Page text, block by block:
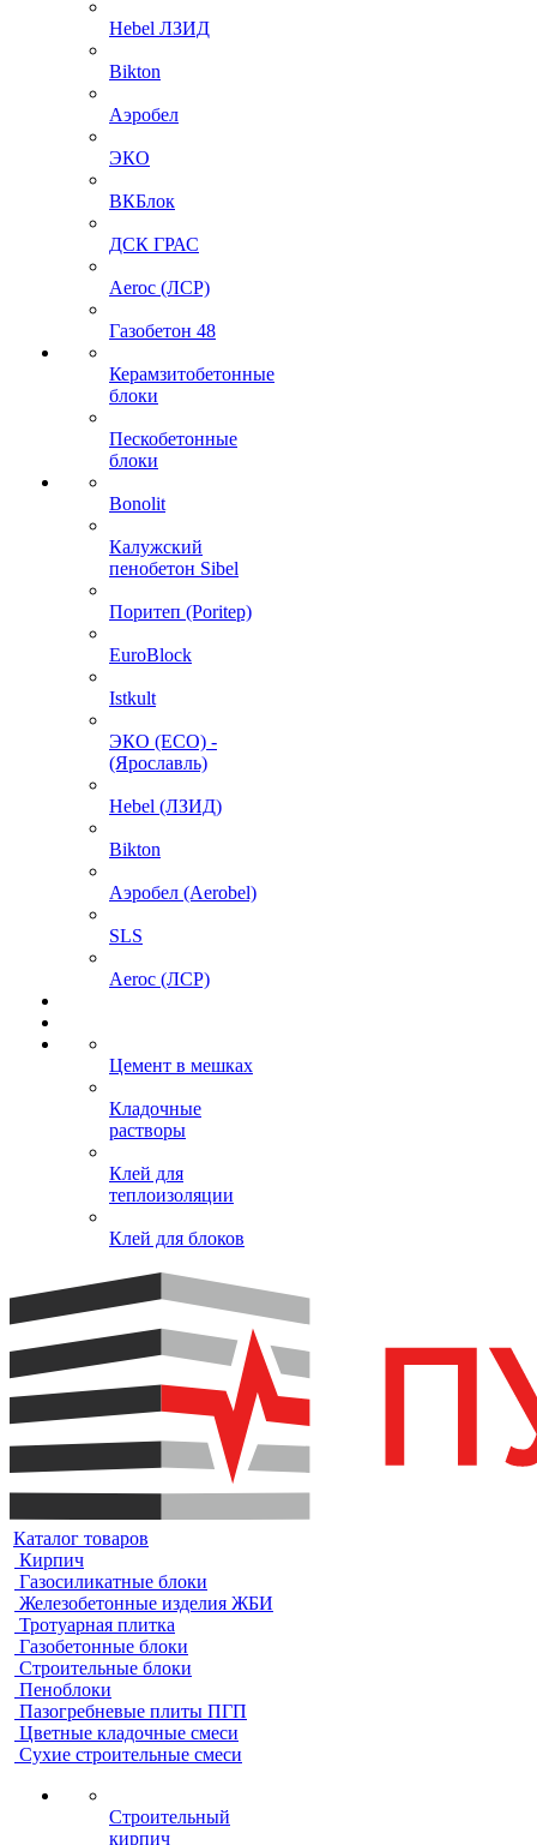
Hebel ЛЗИД
Bikton
Аэробел
ЭКО
ВКБлок
ДСК ГРАС
Aeroc (ЛСР)
Газобетон 48
Керамзитобетонные
блоки
Пескобетонные
блоки
Bonolit
Калужский
пенобетон Sibel
Поритеп (Poritep)
EuroBlock
Istkult
ЭКО (ECO) -
(Ярославль)
Hebel (ЛЗИД)
Bikton
Аэробел (Aerobel)
SLS
Aeroc (ЛСР)
Цемент в мешках
Кладочные
растворы
Клей для
теплоизоляции
Клей для блоков
Каталог товаров
Кирпич
Газосиликатные блоки
Железобетонные изделия ЖБИ
Тротуарная плитка
Газобетонные блоки
Строительные блоки
Пеноблоки
Пазогребневые плиты ПГП
Цветные кладочные смеси
Сухие строительные смеси
Строительный
кирпич